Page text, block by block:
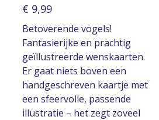
€ 9,99
Betoverende vogels!
Fantasierijke en prachtig
geïllustreerde wenskaarten.
Er gaat niets boven een
handgeschreven kaartje met
een sfeervolle, passende
illustratie – het zegt zoveel